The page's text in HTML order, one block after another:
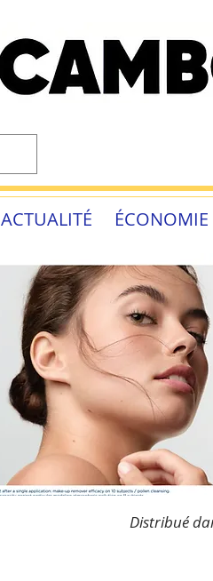
ACTUALITÉ ÉCONOMIE
Distribué